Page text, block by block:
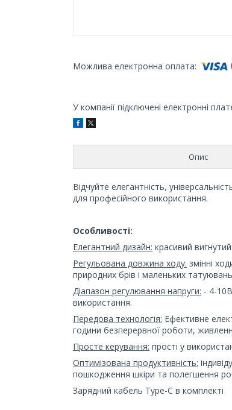
У компанії підключені електронні
Опис
Відчуйте елегантність,
для професійного використання.
Особливості:
Елегантний дизайн: красивий
Регульована довжина ходу: змінні
природних брів і маленьких
Діапазон регулювання напруги: - 4-
використання.
Передова технологія: Ефективне
години безперервної роботи,
Просте керування: прості у
Оптимізована продуктивність:
пошкодження шкіри та полегшення
Зарядний кабель Type-C в комплекті